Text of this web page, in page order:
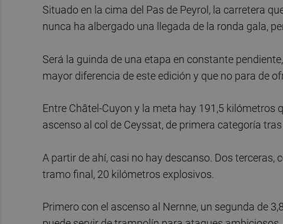
Situado en la cima del Pas de Peyrol, la carretera
nunca ha albergado una llegada de la ronda gala,
Será la guinda de una etapa en constante
mayor diferencia de este edición y que no para de
Entre Châtel-Cuyon y la meta hay 191,5 kilómetros
ascenso al col de Ceyssat, de primera categoría
A partir de ahí, casi no hay descanso. Dos terceras,
tramo final, 20 kilómetros explosivos.
Primero con el ascenso al Nernne, un segunda de